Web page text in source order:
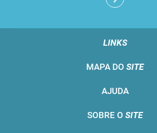
LINKS
MAPA DO SITE
AJUDA
SOBRE O SITE